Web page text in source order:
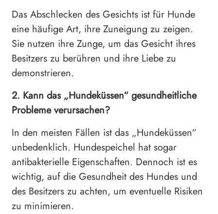
Das Abschlecken des Gesichts ist für Hunde
eine häufige Art, ihre Zuneigung zu zeigen.
Sie nutzen ihre Zunge, um das Gesicht ihres
Besitzers zu berühren und ihre Liebe zu
demonstrieren.
2. Kann das „Hundeküssen“ gesundheitliche
Probleme verursachen?
In den meisten Fällen ist das „Hundeküssen“
unbedenklich. Hundespeichel hat sogar
antibakterielle Eigenschaften. Dennoch ist es
wichtig, auf die Gesundheit des Hundes und
des Besitzers zu achten, um eventuelle Risiken
zu minimieren.